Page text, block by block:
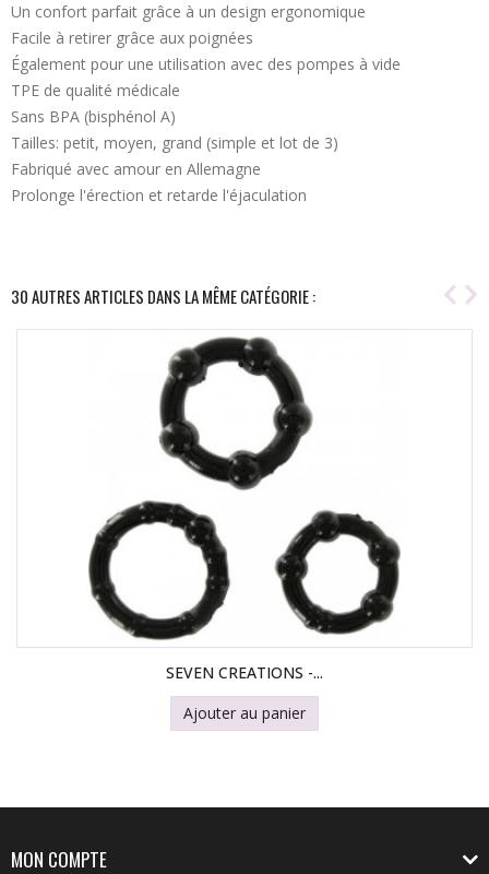
Un confort parfait grâce à un design ergonomique
Facile à retirer grâce aux poignées
Également pour une utilisation avec des pompes à vide
TPE de qualité médicale
Sans BPA (bisphénol A)
Tailles: petit, moyen, grand (simple et lot de 3)
Fabriqué avec amour en Allemagne
Prolonge l'érection et retarde l'éjaculation
30 AUTRES ARTICLES DANS LA MÊME CATÉGORIE :
SEVEN CREATIONS -...
Ajouter au panier
MON COMPTE